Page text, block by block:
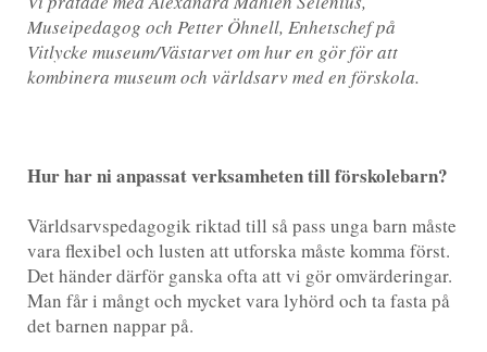
Museipedagog och Petter Öhnell, Enhetschef på
Vitlycke museum/Västarvet om hur en gör för att
kombinera museum och världsarv med en förskola.
Hur har ni anpassat verksamheten till förskolebarn?
Världsarvspedagogik riktad till så pass unga barn måste
vara flexibel och lusten att utforska måste komma först.
Det händer därför ganska ofta att vi gör omvärderingar.
Man får i mångt och mycket vara lyhörd och ta fasta på
det barnen nappar på.